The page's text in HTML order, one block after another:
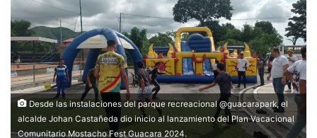
Desde las instalaciones del parque recreacional @guacarapark, el
alcalde Johan Castañeda dio inicio al lanzamiento del Plan Vacacional
Comunitario Mostacho Fest Guacara 2024.